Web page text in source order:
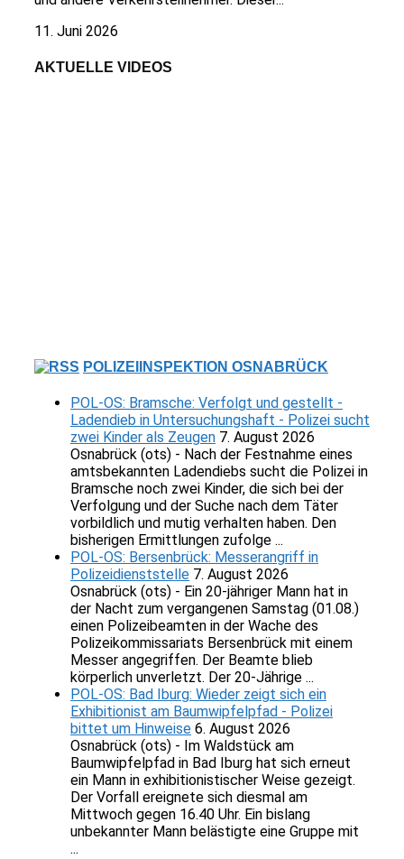
11. Juni 2026
AKTUELLE VIDEOS
POLIZEIINSPEKTION OSNABRÜCK
POL-OS: Bramsche: Verfolgt und gestellt -
Ladendieb in Untersuchungshaft - Polizei sucht
zwei Kinder als Zeugen 7. August 2026
Osnabrück (ots) - Nach der Festnahme eines
amtsbekannten Ladendiebs sucht die Polizei in
Bramsche noch zwei Kinder, die sich bei der
Verfolgung und der Suche nach dem Täter
vorbildlich und mutig verhalten haben. Den
bisherigen Ermittlungen zufolge ...
POL-OS: Bersenbrück: Messerangriff in
Polizeidienststelle 7. August 2026
Osnabrück (ots) - Ein 20-jähriger Mann hat in
der Nacht zum vergangenen Samstag (01.08.)
einen Polizeibeamten in der Wache des
Polizeikommissariats Bersenbrück mit einem
Messer angegriffen. Der Beamte blieb
körperlich unverletzt. Der 20-Jährige ...
POL-OS: Bad Iburg: Wieder zeigt sich ein
Exhibitionist am Baumwipfelpfad - Polizei
bittet um Hinweise 6. August 2026
Osnabrück (ots) - Im Waldstück am
Baumwipfelpfad in Bad Iburg hat sich erneut
ein Mann in exhibitionistischer Weise gezeigt.
Der Vorfall ereignete sich diesmal am
Mittwoch gegen 16.40 Uhr. Ein bislang
unbekannter Mann belästigte eine Gruppe mit
...